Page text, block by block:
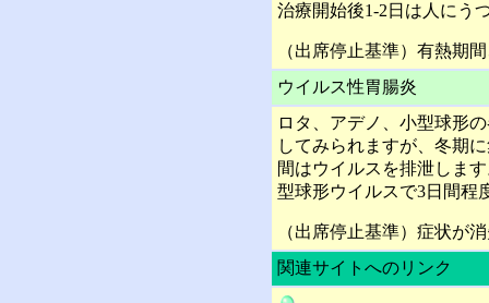
治療開始後1-2日は人にう
（出席停止基準）有熱期
ウイルス性胃腸炎
ロタ、アデノ、小型球形
してみられますが、冬期
間はウイルスを排泄しま
型球形ウイルスで3日間程
（出席停止基準）症状が
関連サイトへのリンク